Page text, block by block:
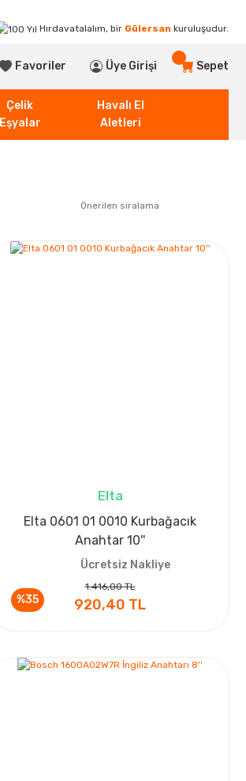
Hırdavatalalım, bir Gülersan kuruluşudur.
Favoriler Üye Girişi Sepet
Çelik
Eşyalar
Havalı El
Aletleri
%35
Elta
Elta 0601 01 0010 Kurbağacık
Anahtar 10''
Ücretsiz Nakliye
1.416,00 TL
920,40 TL